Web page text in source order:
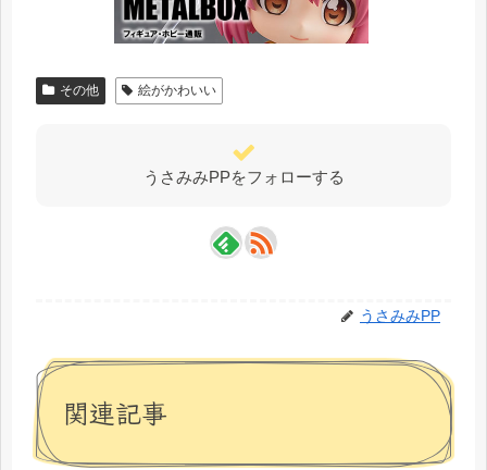
その他 絵がかわいい
うさみみPPをフォローする
うさみみPP
関連記事